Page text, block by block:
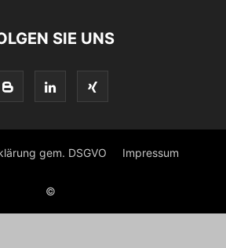
SIE UNS
gem. DSGVO Impressum
©